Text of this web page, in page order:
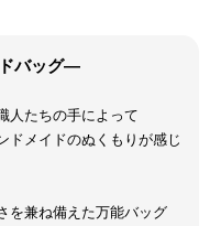
バッグ―
人たちの手によって
ドメイドのぬくもりが感じ
を兼ね備えた万能バッグ